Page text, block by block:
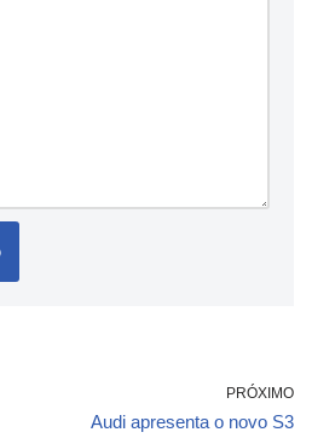
PRÓXIMO
Audi apresenta o novo S3